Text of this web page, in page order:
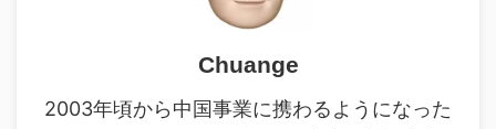
Chuange
2003年頃から中国事業に携わるようになった